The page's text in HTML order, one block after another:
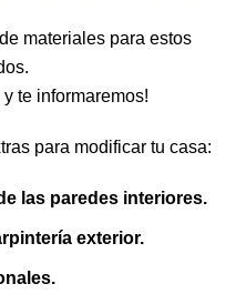
materiales para estos
te informaremos!
para modificar tu casa:
las paredes interiores.
exterior.